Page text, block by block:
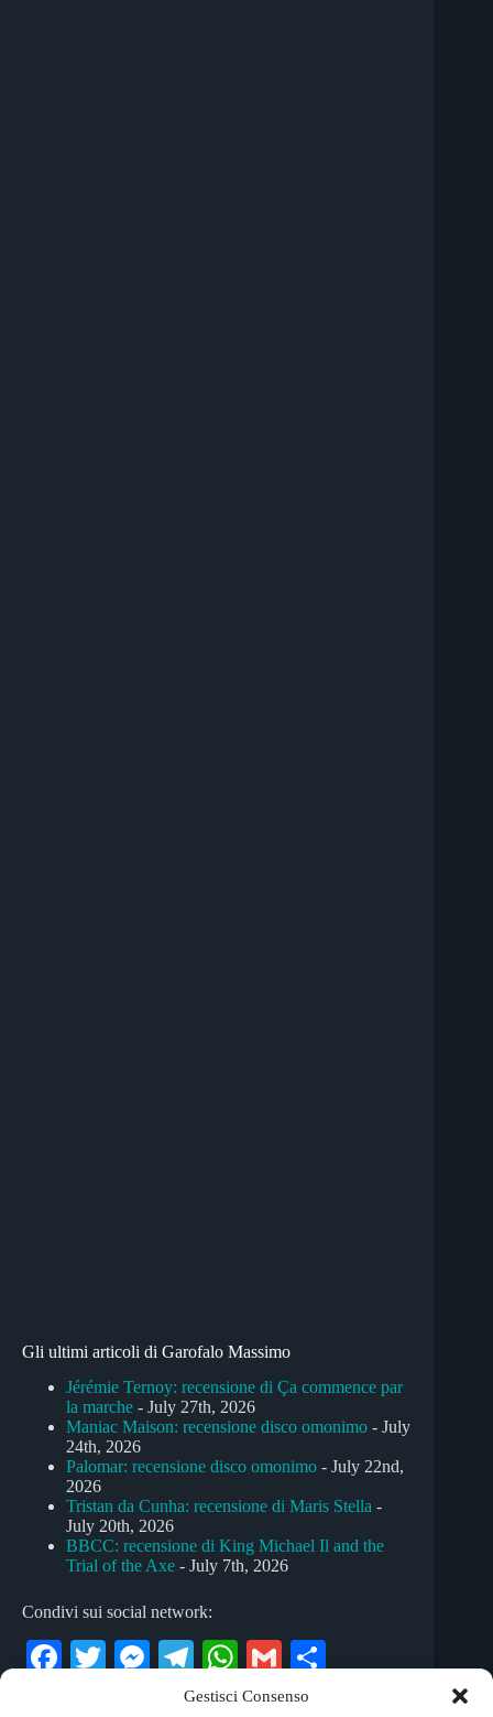
Gestisci Consenso
Gli ultimi articoli di Garofalo Massimo
Jérémie Ternoy: recensione di Ça commence par
la marche - July 27th, 2026
Maniac Maison: recensione disco omonimo - July
24th, 2026
Palomar: recensione disco omonimo - July 22nd,
2026
Tristan da Cunha: recensione di Maris Stella -
July 20th, 2026
BBCC: recensione di King Michael Il and the
Trial of the Axe - July 7th, 2026
Condivi sui social network:
Fa T M Te
le
W
ha
G
m
C